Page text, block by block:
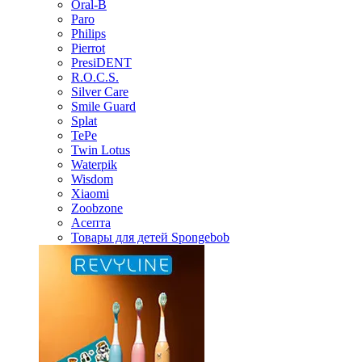
Oral-B
Paro
Philips
Pierrot
PresiDENT
R.O.C.S.
Silver Care
Smile Guard
Splat
TePe
Twin Lotus
Waterpik
Wisdom
Xiaomi
Zoobzone
Асепта
Товары для детей Spongebob